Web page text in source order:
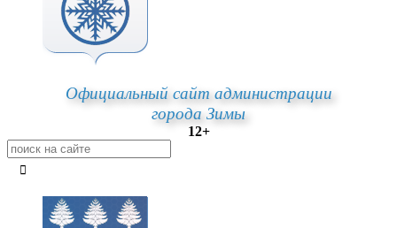
Официальный сайт администрации
города Зимы
12+